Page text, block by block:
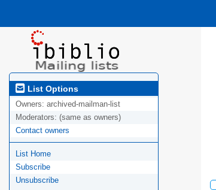
List Options
Owners: archived-mailman-list
Moderators: (same as owners)
Contact owners
List Home
Subscribe
Unsubscribe